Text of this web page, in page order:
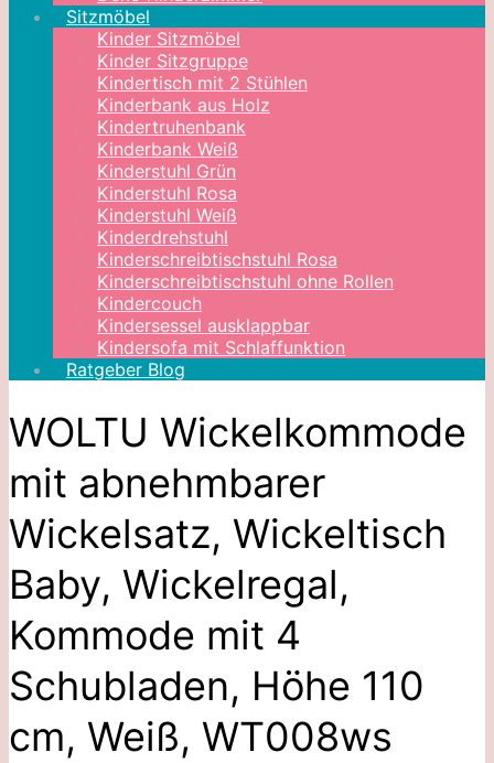
Sitzmöbel
Kinder Sitzmöbel
Kinder Sitzgruppe
Kindertisch mit 2 Stühlen
Kinderbank aus Holz
Kindertruhenbank
Kinderbank Weiß
Kinderstuhl Grün
Kinderstuhl Rosa
Kinderstuhl Weiß
Kinderdrehstuhl
Kinderschreibtischstuhl Rosa
Kinderschreibtischstuhl ohne Rollen
Kindercouch
Kindersessel ausklappbar
Kindersofa mit Schlaffunktion
Ratgeber Blog
WOLTU Wickelkommode
mit abnehmbarer
Wickelsatz, Wickeltisch
Baby, Wickelregal,
Kommode mit 4
Schubladen, Höhe 110
cm, Weiß, WT008ws